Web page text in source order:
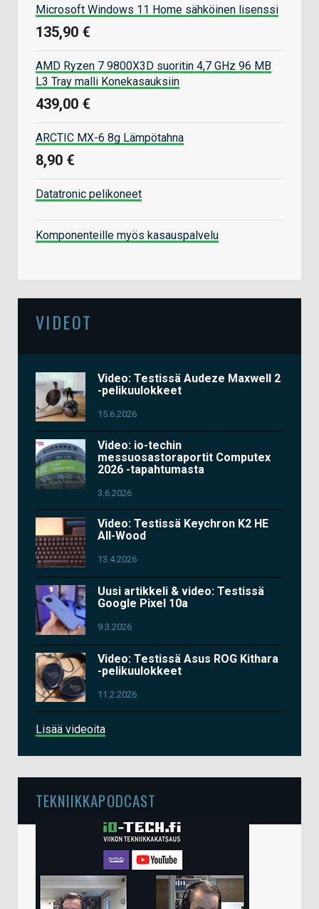
Microsoft Windows 11 Home sähköinen lisenssi
135,90 €
AMD Ryzen 7 9800X3D suoritin 4,7 GHz 96 MB
L3 Tray malli Konekasauksiin
439,00 €
ARCTIC MX-6 8g Lämpötahna
8,90 €
Datatronic pelikoneet
Komponenteille myös kasauspalvelu
VIDEOT
Video: Testissä Audeze Maxwell 2
-pelikuulokkeet
15.6.2026
Video: io-techin
messuosastoraportit Computex
2026 -tapahtumasta
3.6.2026
Video: Testissä Keychron K2 HE
All-Wood
13.4.2026
Uusi artikkeli & video: Testissä
Google Pixel 10a
9.3.2026
Video: Testissä Asus ROG Kithara
-pelikuulokkeet
11.2.2026
Lisää videoita
TEKNIIKKAPODCAST